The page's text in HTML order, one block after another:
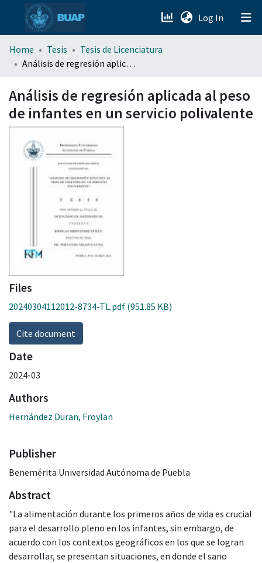
Log In (current)
menu.section.about_menu
Home Tesis
Tesis de Licenciatura
Análisis de regresión aplicada al peso de infantes en un servicio polivalente
Análisis de regresión aplicada al peso
de infantes en un servicio polivalente
Files
20240304112012-8734-TL.pdf (951.85 KB)
Cite document
Date
2024-03
Authors
Hernández Duran, Froylan
Publisher
Benemérita Universidad Autónoma de Puebla
Abstract
"La alimentación durante los primeros años de vida es crucial
para el desarrollo pleno en los infantes, sin embargo, de
acuerdo con los contextos geográficos en los que se logran
desarrollar, se presentan situaciones, en donde el sano